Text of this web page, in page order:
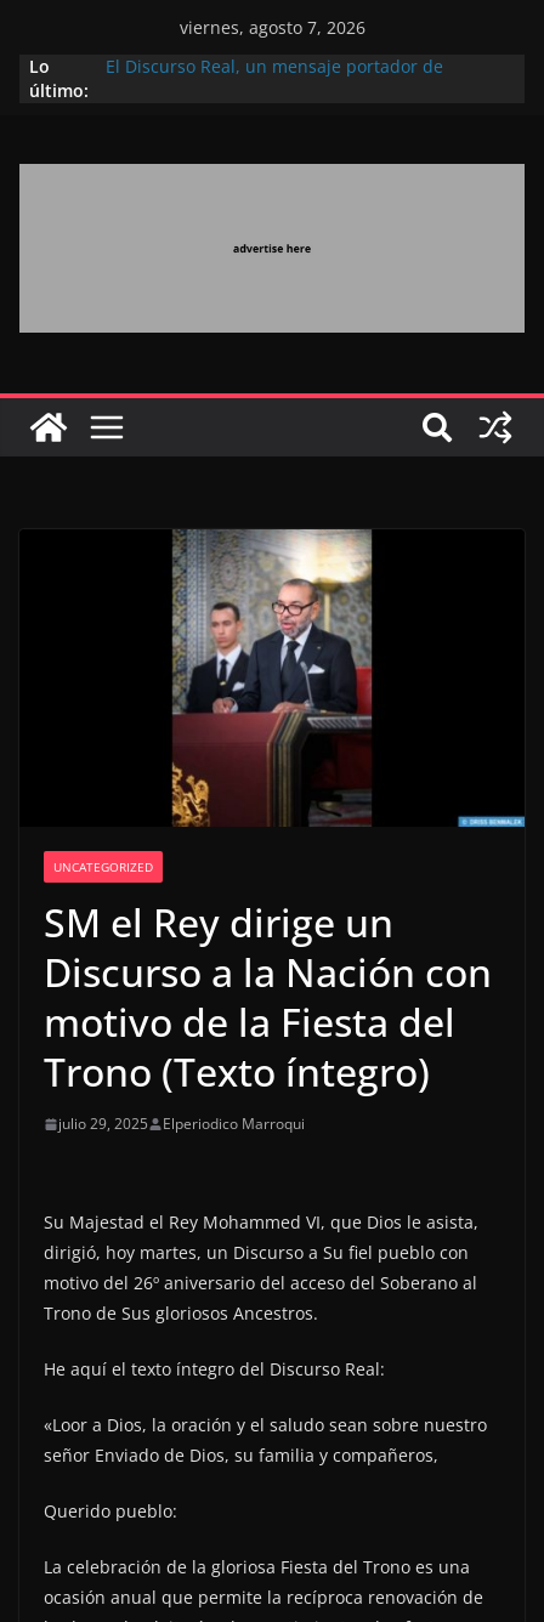
viernes, agosto 7, 2026
Lo
último:
El Discurso Real, un mensaje portador de
Extranjero: al servicio de los grandes proyectos de
Marruecos gracias a una visión estratégica
destinada a consolidar la posición de Marruecos
en una economía mundial competitiva (politólogo
marroquí-estadounidense)
UNCATEGORIZED
SM el Rey dirige un
Discurso a la Nación con
motivo de la Fiesta del
Trono (Texto íntegro)
julio 29, 2025 Elperiodico Marroqui
Su Majestad el Rey Mohammed VI, que Dios le asista,
dirigió, hoy martes, un Discurso a Su fiel pueblo con
motivo del 26º aniversario del acceso del Soberano al
Trono de Sus gloriosos Ancestros.
He aquí el texto íntegro del Discurso Real:
«Loor a Dios, la oración y el saludo sean sobre nuestro
señor Enviado de Dios, su familia y compañeros,
Querido pueblo:
La celebración de la gloriosa Fiesta del Trono es una
ocasión anual que permite la recíproca renovación de